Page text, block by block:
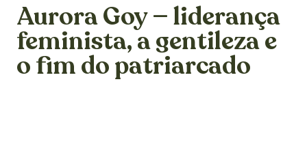
Aurora Goy — liderança
feminista, a gentileza e
o fim do patriarcado